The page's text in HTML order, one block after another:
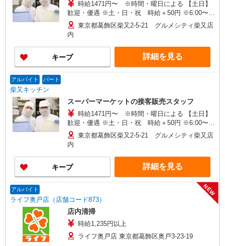
時給1471円〜 ※時間・曜日による 【土日】
歓迎・優遇 ※土・日・祝 時給＋50円 ※6:00〜
8:00 時給＋200円 ※8:00〜9:00 時給＋100円
※22:00以降 基本時給より25％UP
東京都葛飾区柴又2-5-21 グルメシティ柴又店
内
キープ 詳細を見る
アルバイト パート
柴又キッチン
スーパーマーケットの接客販売スタッフ
時給1471円〜 ※時間・曜日による 【土日】
歓迎・優遇 ※土・日・祝 時給＋50円 ※6:00〜
8:00 時給＋200円 ※8:00〜9:00 時給＋100円
※22:00以降 基本時給より25％UP
東京都葛飾区柴又2-5-21 グルメシティ柴又店
内
キープ 詳細を見る
アルバイト
ライフ奥戸店（店舗コード873）
NEW
店内清掃
時給1,235円以上
ライフ奥戸店 東京都葛飾区奥戸3-23-19